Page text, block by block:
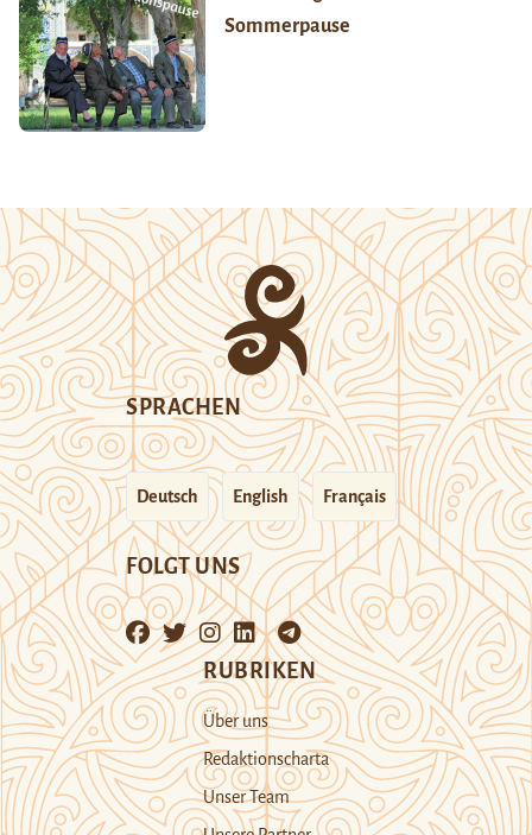
Sommerpause
SPRACHEN
Deutsch English Français
FOLGT UNS
RUBRIKEN
Über uns
Redaktionscharta
Unser Team